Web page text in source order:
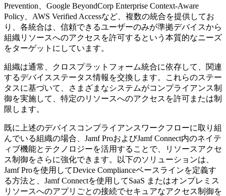
Prevention、Google BeyondCorp Enterprise Context-Aware
Policy、AWS Verified Accessなど、複数の統合を提供してお
り、各統合は、信頼できるユーザーのみが準拠デバイスから
組織リソースへのアクセスを許可するという本質的なニーズ
をターゲットにしています。
組織は通常、クロスプラットフォーム統合に依存して、関連
するデバイスステータス情報を交換します。これらのステー
タスに基づいて、さまざまなシステムがコンプライアンス制
御を実施して、特定のリソースへのアクセスを許可または制
限します。
既に上述のデバイスコンプライアンスワークフローに取り組
んでいる組織の場合、Jamf ProおよびJamf Connect内のネイテ
ィブ機能とテクノロジーを活用することで、リソースアクセ
ス制御をさらに強化できます。以下のソリューションは、
Jamf Proを使用してDevice Complianceベースラインを定義す
る方法と、Jamf Connectを使用してSaaS またはオンプレミス
リソースへのアプリごとの接続でセキュアなアクセス制御を